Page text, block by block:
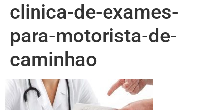
clinica-de-exames-
para-motorista-de-
caminhao